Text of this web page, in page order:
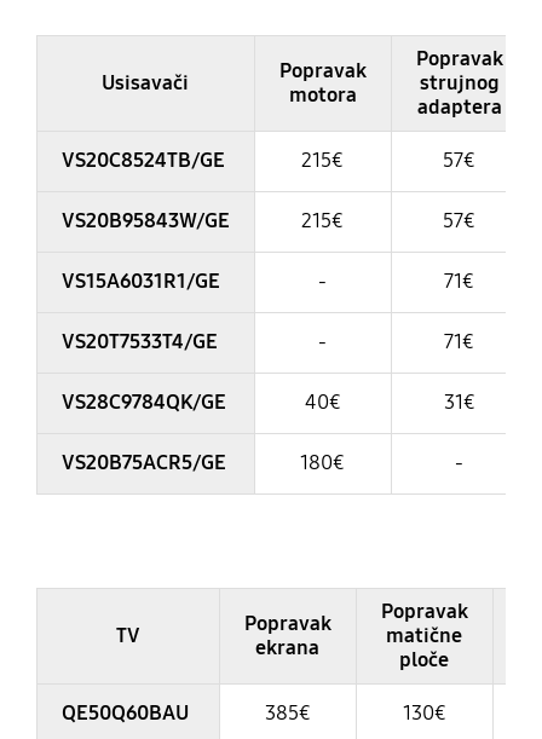
Usisavači
Popravak
motora
Popravak
strujnog
adaptera
VS20C8524TB/GE 215€ 57€
VS20B95843W/GE 215€ 57€
VS15A6031R1/GE - 71€
VS20T7533T4/GE - 71€
VS28C9784QK/GE 40€ 31€
VS20B75ACR5/GE 180€ -
TV
Popravak
ekrana
Popravak
matične
ploče
QE50Q60BAU 385€ 130€